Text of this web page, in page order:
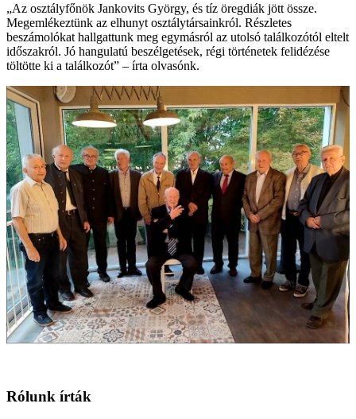
„Az osztályfőnök Jankovits György, és tíz öregdiák jött össze.
Megemlékeztünk az elhunyt osztálytársainkról. Részletes
beszámolókat hallgattunk meg egymásról az utolsó találkozótól eltelt
időszakról. Jó hangulatú beszélgetések, régi történetek felidézése
töltötte ki a találkozót” – írta olvasónk.
Rólunk írták